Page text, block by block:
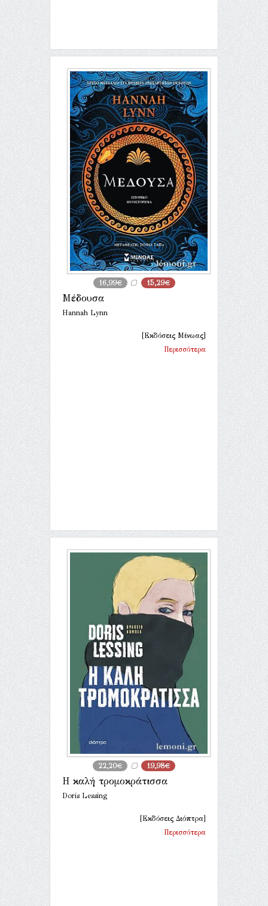
16,99€ 15,29€
Μέδουσα
Hannah Lynn
[Εκδόσεις Μίνωας]
Περισσότερα
22,20€ 19,98€
Η καλή τρομοκράτισσα
Doris Lessing
[Εκδόσεις Διόπτρα]
Περισσότερα